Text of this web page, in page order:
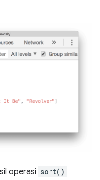
operasi sort()